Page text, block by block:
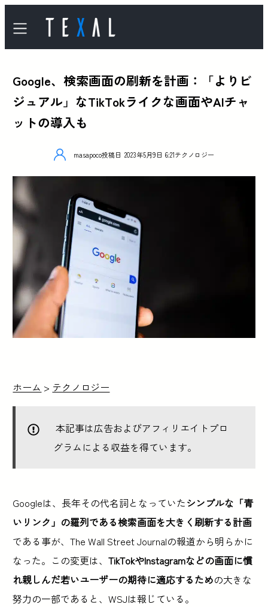
Google、検索画面の刷新を計画：「よりビ
ジュアル」なTikTokライクな画面やAIチャ
ットの導入も
masapoco投稿日 2023年5月9日 6:21テクノロジー
ホーム > テクノロジー
本記事は広告およびアフィリエイトプロ
グラムによる収益を得ています。
Googleは、長年その代名詞となっていたシンプルな「青
いリンク」の羅列である検索画面を大きく刷新する計画
である事が、The Wall Street Journalの報道から明らかに
なった。この変更は、TikTokやInstagramなどの画面に慣
れ親しんだ若いユーザーの期待に適応するための大きな
努力の一部であると、WSJは報じている。